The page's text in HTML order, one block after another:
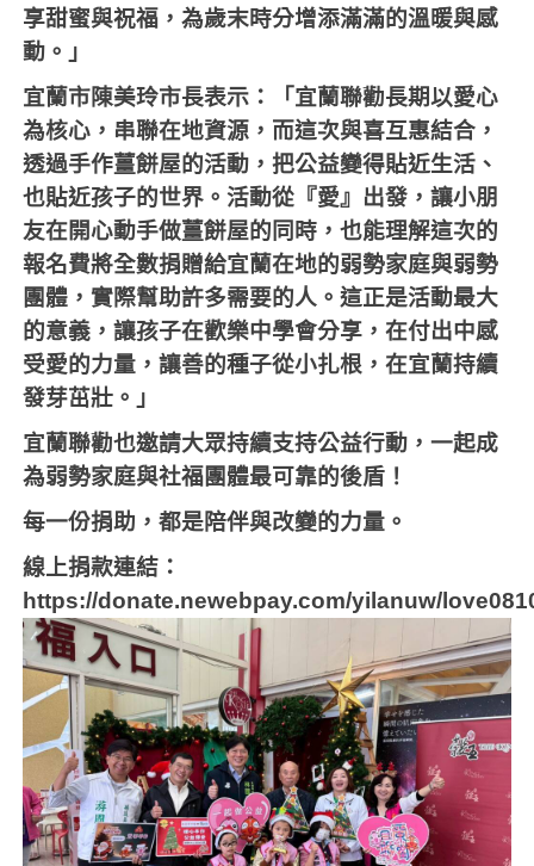
享甜蜜與祝福，為歲末時分增添滿滿的溫暖與感
動。」
宜蘭市陳美玲市長表示：「宜蘭聯勸長期以愛心
為核心，串聯在地資源，而這次與喜互惠結合，
透過手作薑餅屋的活動，把公益變得貼近生活、
也貼近孩子的世界。活動從『愛』出發，讓小朋
友在開心動手做薑餅屋的同時，也能理解這次的
報名費將全數捐贈給宜蘭在地的弱勢家庭與弱勢
團體，實際幫助許多需要的人。這正是活動最大
的意義，讓孩子在歡樂中學會分享，在付出中感
受愛的力量，讓善的種子從小扎根，在宜蘭持續
發芽茁壯。」
宜蘭聯勸也邀請大眾持續支持公益行動，一起成
為弱勢家庭與社福團體最可靠的後盾！
每一份捐助，都是陪伴與改變的力量。
線上捐款連結：
https://donate.newebpay.com/yilanuw/